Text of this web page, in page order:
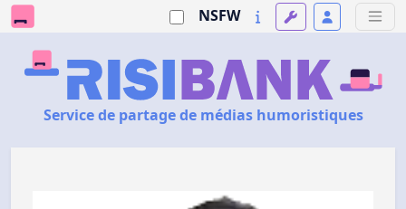
NSFW
Service de partage de médias humoristiques